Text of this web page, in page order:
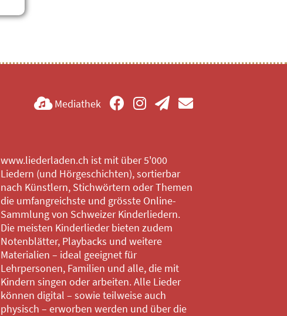
Mediathek
www.liederladen.ch ist mit über 5'000
Liedern (und Hörgeschichten), sortierbar
nach Künstlern, Stichwörtern oder Themen
die umfangreichste und grösste Online-
Sammlung von Schweizer Kinderliedern.
Die meisten Kinderlieder bieten zudem
Notenblätter, Playbacks und weitere
Materialien – ideal geeignet für
Lehrpersonen, Familien und alle, die mit
Kindern singen oder arbeiten. Alle Lieder
können digital – sowie teilweise auch
physisch – erworben werden und über die